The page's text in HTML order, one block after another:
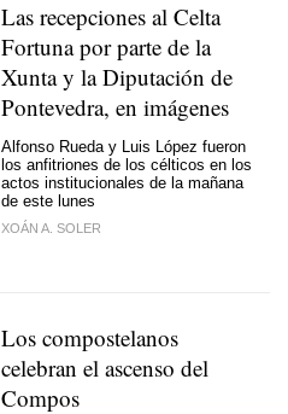
Las recepciones al Celta
Fortuna por parte de la
Xunta y la Diputación de
Pontevedra, en imágenes
Alfonso Rueda y Luis López fueron
los anfitriones de los célticos en los
actos institucionales de la mañana
de este lunes
XOÁN A. SOLER
Los compostelanos
celebran el ascenso del
Compos